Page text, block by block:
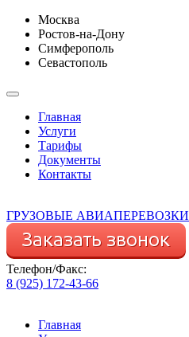
Москва
Ростов-на-Дону
Симферополь
Севастополь
Главная
Услуги
Тарифы
Документы
Контакты
ГРУЗОВЫЕ АВИАПЕРЕВОЗКИ
Телефон/Факс:
8 (925) 172-43-66
Главная